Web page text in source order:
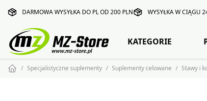
DARMOWA WYSYŁKA DO PL OD 200 PLN WYSYŁKA W CIĄGU
KATEGORIE
Specjalistyczne suplementy Suplementy celowane Stawy i